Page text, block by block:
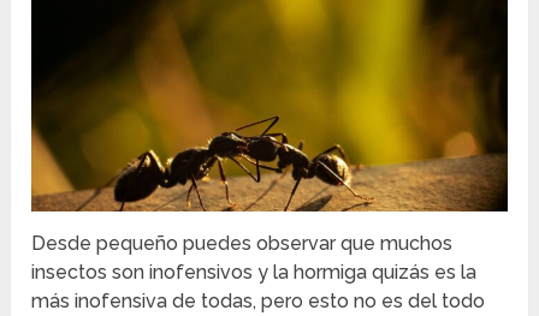
Desde pequeño puedes observar que muchos
insectos son inofensivos y la hormiga quizás es la
más inofensiva de todas, pero esto no es del todo